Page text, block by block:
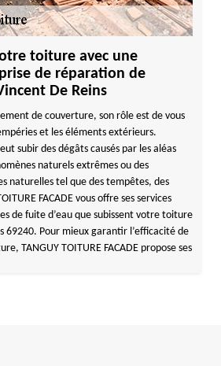
toiture avec une
de réparation de
De Reins
de couverture, son rôle est de vous
et les éléments extérieurs.
subir des dégâts causés par les aléas
naturels extrêmes ou des
naturelles tel que des tempêtes, des
FACADE vous offre ses services
de fuite d’eau que subissent votre toiture
69240. Pour mieux garantir l’efficacité de
TANGUY TOITURE FACADE propose ses